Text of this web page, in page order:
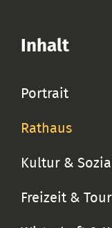
Inhalt
Portrait
Rathaus
Kultur &
Freizeit &